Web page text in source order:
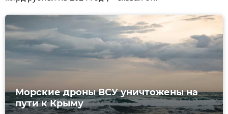
Морские дроны ВСУ уничтожены на
пути к Крыму